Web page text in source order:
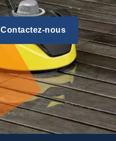
Contactez-nous